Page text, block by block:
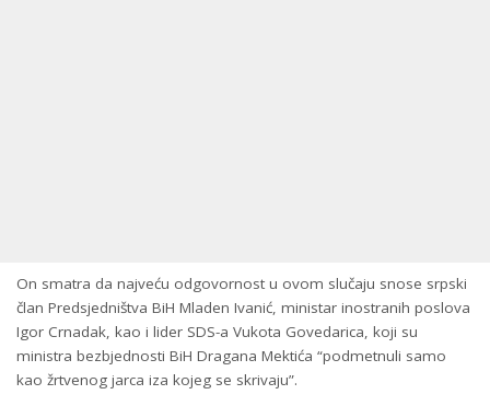
On smatra da najveću odgovornost u ovom slučaju snose srpski
član Predsjedništva BiH Mladen Ivanić, ministar inostranih poslova
Igor Crnadak, kao i lider SDS-a Vukota Govedarica, koji su
ministra bezbjednosti BiH Dragana Mektića “podmetnuli samo
kao žrtvenog jarca iza kojeg se skrivaju”.